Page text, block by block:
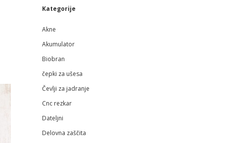
Sidebar
Kategorije
Akne
Akumulator
Biobran
čepki za ušesa
Čevlji za jadranje
Cnc rezkar
Dateljni
Delovna zaščita